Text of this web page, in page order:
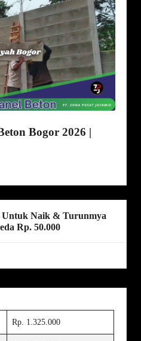
Bogor 2026 |
Untuk Naik & Turunmya
Rp. 50.000
Rp. 1.325.000